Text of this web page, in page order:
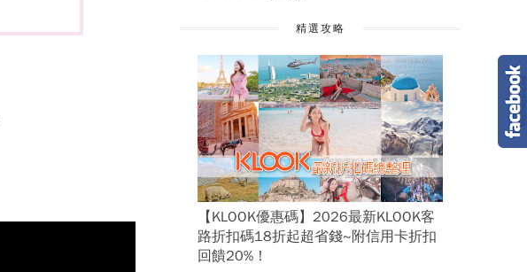
精選攻略
【KLOOK優惠碼】2026最新KLOOK客
路折扣碼18折起超省錢~附信用卡折扣
回饋20%！